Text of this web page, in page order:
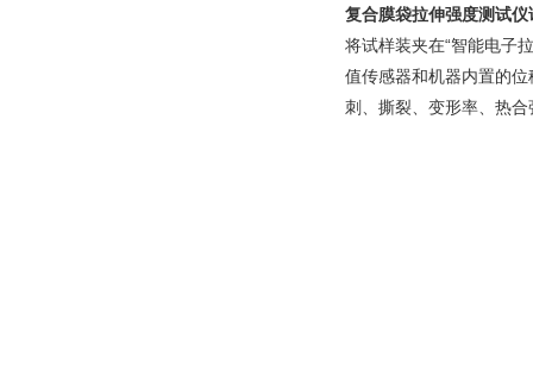
复合膜袋拉伸强度测试仪
将试样装夹在“智能电子
值传感器和机器内置的
刺、撕裂、变形率、热